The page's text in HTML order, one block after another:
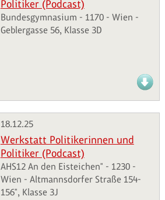
Politiker (Podcast)
Bundesgymnasium - 1170 - Wien -
Geblergasse 56, Klasse 3D
18.12.25
Werkstatt Politikerinnen und
Politiker (Podcast)
AHS12 An den Eisteichen" - 1230 -
Wien - Altmannsdorfer Straße 154-
156", Klasse 3J